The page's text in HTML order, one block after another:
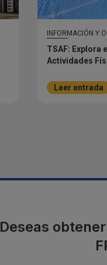
INFORMACIÓN Y
TSAF: Explora
Actividades
Leer entrada